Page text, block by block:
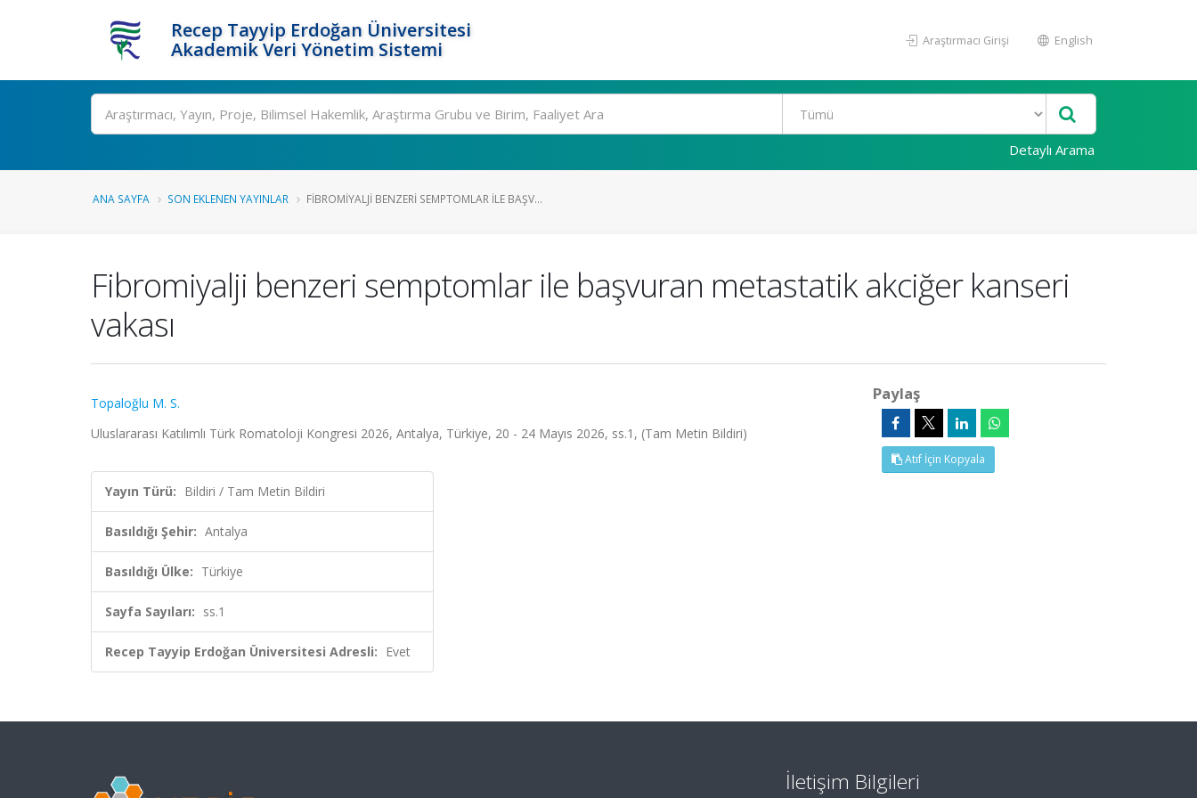
Recep Tayyip Erdoğan Üniversitesi
Akademik Veri Yönetim Sistemi
Araştırmacı Girişi English
Ara
Detaylı Arama
ANA SAYFA SON EKLENEN YAYINLAR FIBROMIYALJI BENZERI SEMPTOMLAR ILE BAŞV...
Fibromiyalji benzeri semptomlar ile başvuran metastatik akciğer kanseri
vakası
Topaloğlu M. S.
Uluslararası Katılımlı Türk Romatoloji Kongresi 2026, Antalya, Türkiye, 20 - 24 Mayıs 2026, ss.1, (Tam Metin Bildiri)
Yayın Türü: Bildiri / Tam Metin Bildiri
Basıldığı Şehir: Antalya
Basıldığı Ülke: Türkiye
Sayfa Sayıları: ss.1
Recep Tayyip Erdoğan Üniversitesi Adresli: Evet
Paylaş
Atıf İçin Kopyala
İletişim Bilgileri